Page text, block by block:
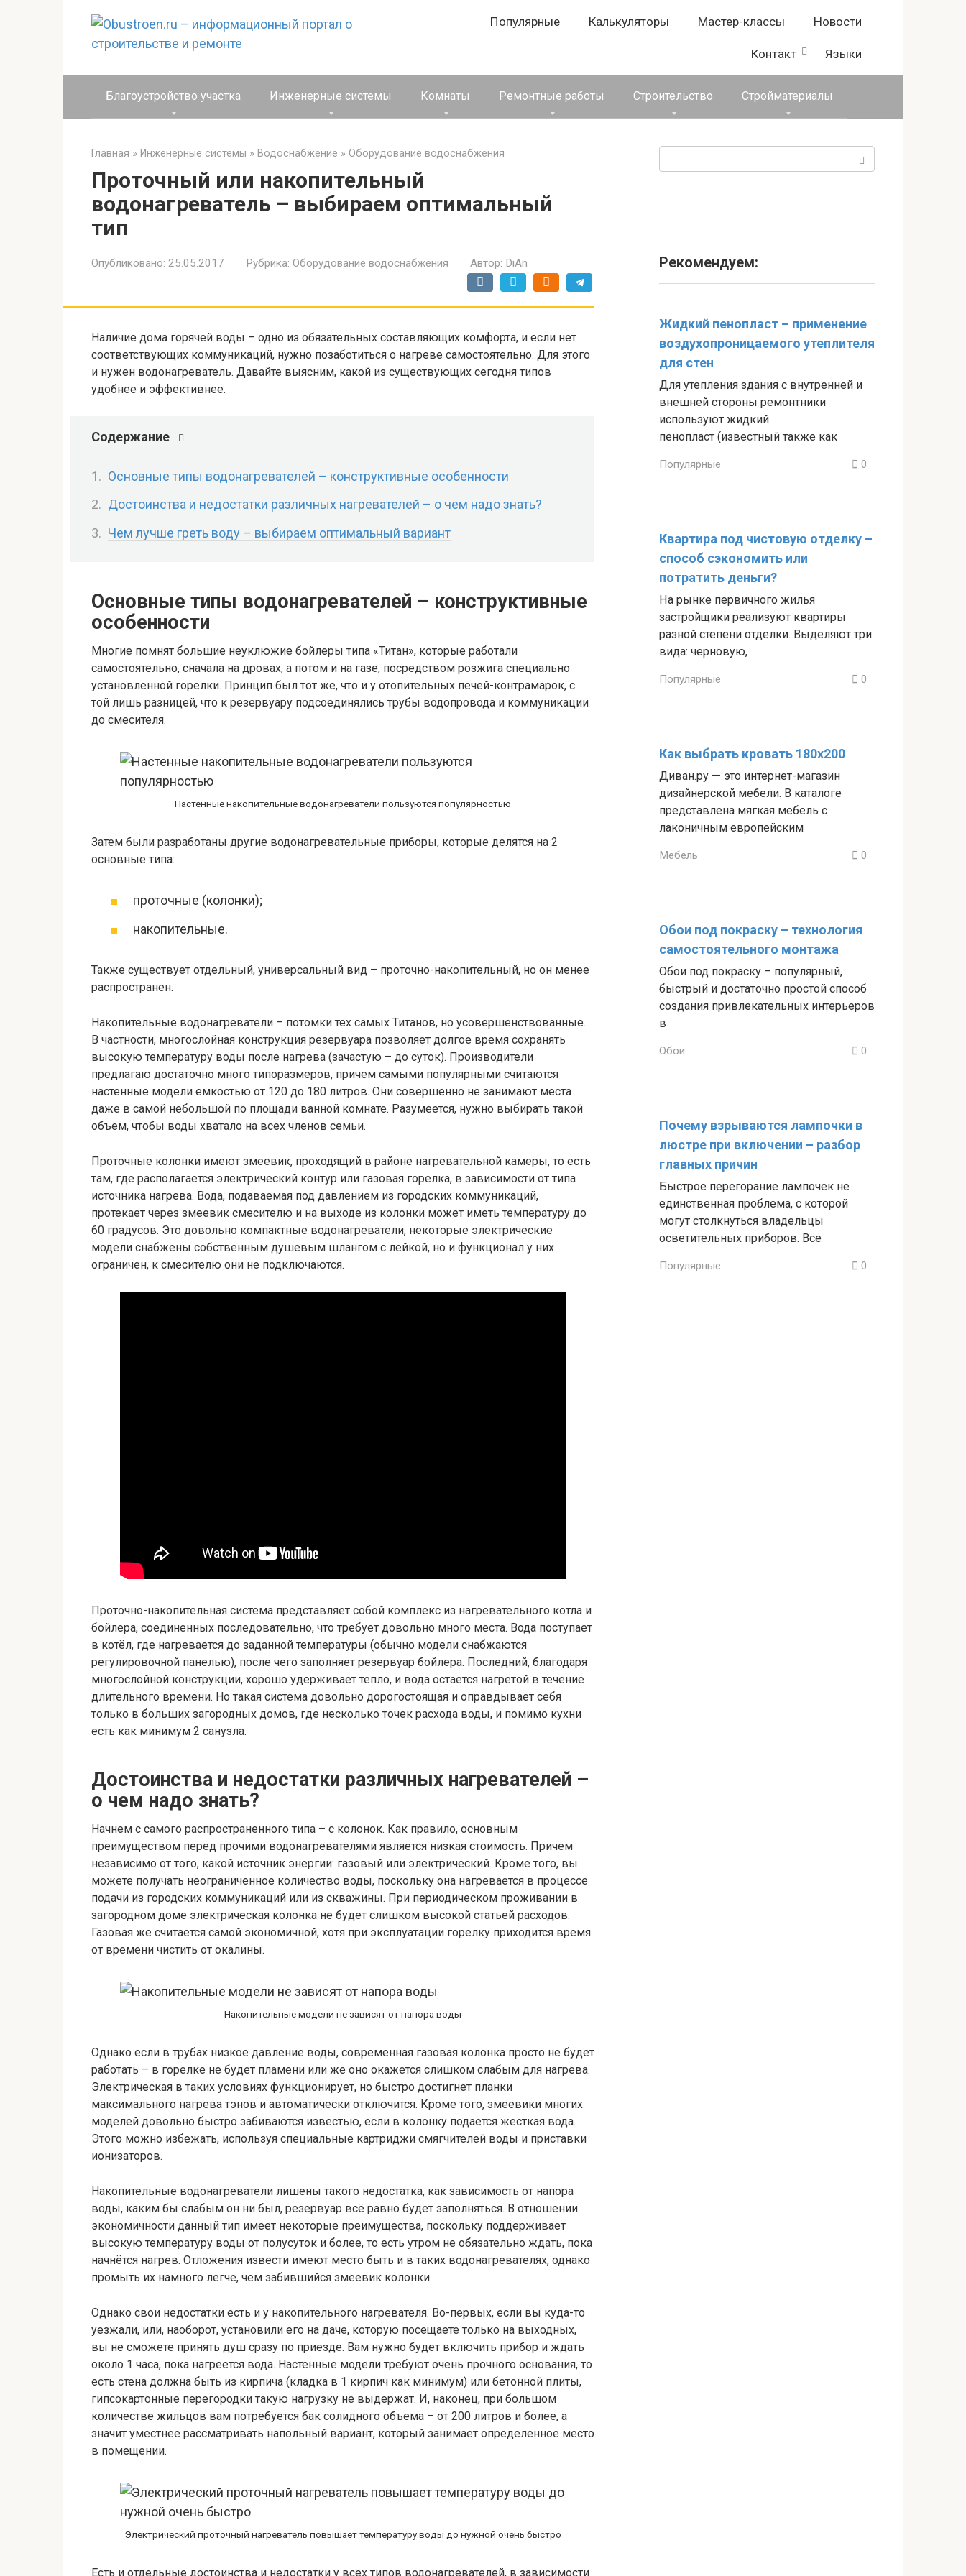
Популярные Калькуляторы Мастер-классы Новости
Контакт Языки
Благоустройство участка Инженерные системы Комнаты Ремонтные работы Строительство Стройматериалы
Главная » Инженерные системы » Водоснабжение » Оборудование водоснабжения
Проточный или накопительный
водонагреватель – выбираем оптимальный
тип
Опубликовано: 25.05.2017 Рубрика: Оборудование водоснабжения Автор: DiAn
Наличие дома горячей воды – одно из обязательных составляющих комфорта, и если нет
соответствующих коммуникаций, нужно позаботиться о нагреве самостоятельно. Для этого
и нужен водонагреватель. Давайте выясним, какой из существующих сегодня типов
удобнее и эффективнее.
Содержание
Основные типы водонагревателей – конструктивные особенности
Достоинства и недостатки различных нагревателей – о чем надо знать?
Чем лучше греть воду – выбираем оптимальный вариант
Основные типы водонагревателей – конструктивные
особенности
Многие помнят большие неуклюжие бойлеры типа «Титан», которые работали
самостоятельно, сначала на дровах, а потом и на газе, посредством розжига специально
установленной горелки. Принцип был тот же, что и у отопительных печей-контрамарок, с
той лишь разницей, что к резервуару подсоединялись трубы водопровода и коммуникации
до смесителя.
Настенные накопительные водонагреватели пользуются популярностью
Затем были разработаны другие водонагревательные приборы, которые делятся на 2
основные типа:
проточные (колонки);
накопительные.
Также существует отдельный, универсальный вид – проточно-накопительный, но он менее
распространен.
Накопительные водонагреватели – потомки тех самых Титанов, но усовершенствованные.
В частности, многослойная конструкция резервуара позволяет долгое время сохранять
высокую температуру воды после нагрева (зачастую – до суток). Производители
предлагаю достаточно много типоразмеров, причем самыми популярными считаются
настенные модели емкостью от 120 до 180 литров. Они совершенно не занимают места
даже в самой небольшой по площади ванной комнате. Разумеется, нужно выбирать такой
объем, чтобы воды хватало на всех членов семьи.
Проточные колонки имеют змеевик, проходящий в районе нагревательной камеры, то есть
там, где располагается электрический контур или газовая горелка, в зависимости от типа
источника нагрева. Вода, подаваемая под давлением из городских коммуникаций,
протекает через змеевик смесителю и на выходе из колонки может иметь температуру до
60 градусов. Это довольно компактные водонагреватели, некоторые электрические
модели снабжены собственным душевым шлангом с лейкой, но и функционал у них
ограничен, к смесителю они не подключаются.
Проточно-накопительная система представляет собой комплекс из нагревательного котла и
бойлера, соединенных последовательно, что требует довольно много места. Вода поступает
в котёл, где нагревается до заданной температуры (обычно модели снабжаются
регулировочной панелью), после чего заполняет резервуар бойлера. Последний, благодаря
многослойной конструкции, хорошо удерживает тепло, и вода остается нагретой в течение
длительного времени. Но такая система довольно дорогостоящая и оправдывает себя
только в больших загородных домов, где несколько точек расхода воды, и помимо кухни
есть как минимум 2 санузла.
Достоинства и недостатки различных нагревателей –
о чем надо знать?
Начнем с самого распространенного типа – с колонок. Как правило, основным
преимуществом перед прочими водонагревателями является низкая стоимость. Причем
независимо от того, какой источник энергии: газовый или электрический. Кроме того, вы
можете получать неограниченное количество воды, поскольку она нагревается в процессе
подачи из городских коммуникаций или из скважины. При периодическом проживании в
загородном доме электрическая колонка не будет слишком высокой статьей расходов.
Газовая же считается самой экономичной, хотя при эксплуатации горелку приходится время
от времени чистить от окалины.
Накопительные модели не зависят от напора воды
Однако если в трубах низкое давление воды, современная газовая колонка просто не будет
работать – в горелке не будет пламени или же оно окажется слишком слабым для нагрева.
Электрическая в таких условиях функционирует, но быстро достигнет планки
максимального нагрева тэнов и автоматически отключится. Кроме того, змеевики многих
моделей довольно быстро забиваются известью, если в колонку подается жесткая вода.
Этого можно избежать, используя специальные картриджи смягчителей воды и приставки
ионизаторов.
Накопительные водонагреватели лишены такого недостатка, как зависимость от напора
воды, каким бы слабым он ни был, резервуар всё равно будет заполняться. В отношении
экономичности данный тип имеет некоторые преимущества, поскольку поддерживает
высокую температуру воды от полусуток и более, то есть утром не обязательно ждать, пока
начнётся нагрев. Отложения извести имеют место быть и в таких водонагревателях, однако
промыть их намного легче, чем забившийся змеевик колонки.
Однако свои недостатки есть и у накопительного нагревателя. Во-первых, если вы куда-то
уезжали, или, наоборот, установили его на даче, которую посещаете только на выходных,
вы не сможете принять душ сразу по приезде. Вам нужно будет включить прибор и ждать
около 1 часа, пока нагреется вода. Настенные модели требуют очень прочного основания, то
есть стена должна быть из кирпича (кладка в 1 кирпич как минимум) или бетонной плиты,
гипсокартонные перегородки такую нагрузку не выдержат. И, наконец, при большом
количестве жильцов вам потребуется бак солидного объема – от 200 литров и более, а
значит уместнее рассматривать напольный вариант, который занимает определенное место
в помещении.
Электрический проточный нагреватель повышает температуру воды до нужной очень быстро
Есть и отдельные достоинства и недостатки у всех типов водонагревателей, в зависимости
Рекомендуем:
Жидкий пенопласт – применение
воздухопроницаемого утеплителя
для стен
Для утепления здания с внутренней и
внешней стороны ремонтники
используют жидкий
пенопласт (известный также как
Популярные 0
Квартира под чистовую отделку –
способ сэкономить или
потратить деньги?
На рынке первичного жилья
застройщики реализуют квартиры
разной степени отделки. Выделяют три
вида: черновую,
Популярные 0
Как выбрать кровать 180х200
Диван.ру — это интернет-магазин
дизайнерской мебели. В каталоге
представлена мягкая мебель с
лаконичным европейским
Мебель 0
Обои под покраску – технология
самостоятельного монтажа
Обои под покраску – популярный,
быстрый и достаточно простой способ
создания привлекательных интерьеров
в
Обои 0
Почему взрываются лампочки в
люстре при включении – разбор
главных причин
Быстрое перегорание лампочек не
единственная проблема, с которой
могут столкнуться владельцы
осветительных приборов. Все
Популярные 0